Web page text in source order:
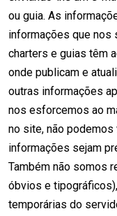
ou guia. As
informações que nos
charters e guias têm
onde publicam e
outras informações
nos esforcemos ao
no site, não
informações sejam
Também não somos
óbvios e
temporárias do